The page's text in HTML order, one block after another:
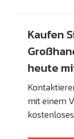
Kaufen
heute
mit einem